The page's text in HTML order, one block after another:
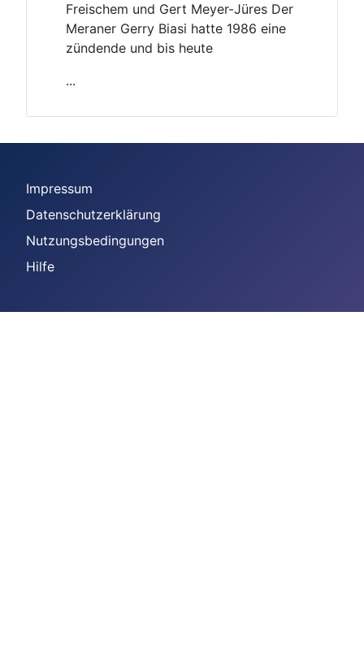
Freischem und Gert Meyer-Jüres Der
Meraner Gerry Biasi hatte 1986 eine
zündende und bis heute
...
Impressum
Datenschutzerklärung
Nutzungsbedingungen
Hilfe